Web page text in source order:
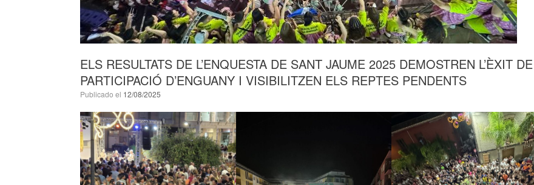
ELS RESULTATS DE L’ENQUESTA DE SANT JAUME 2025 DEMOSTREN L’ÈXIT DE
PARTICIPACIÓ D’ENGUANY I VISIBILITZEN ELS REPTES PENDENTS
Publicado el 12/08/2025